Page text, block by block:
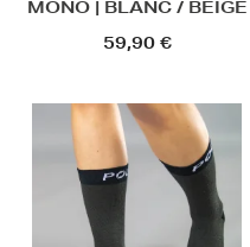
MONO | BLANC / BEIGE
59,90 €